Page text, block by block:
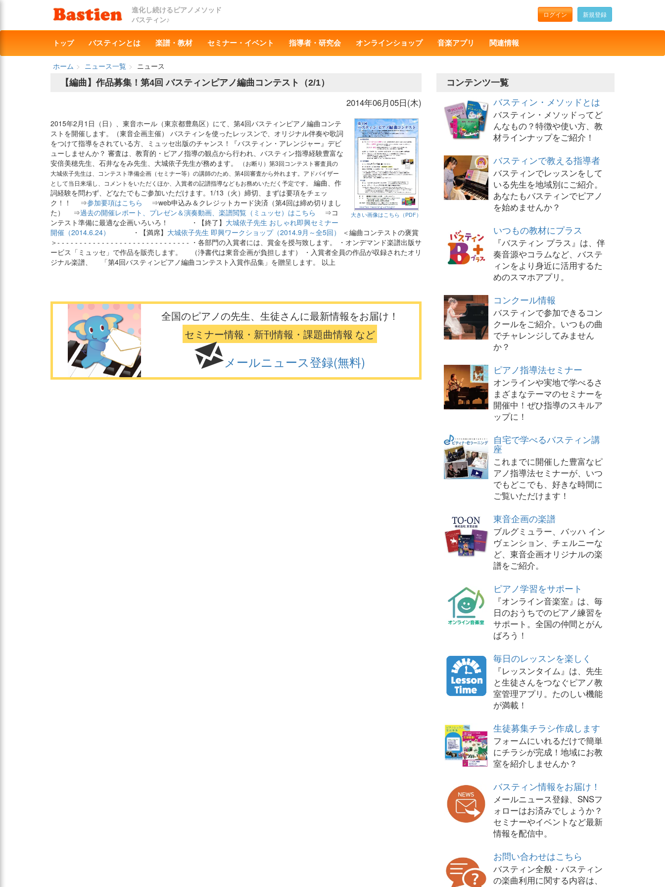
進化し続けるピアノメソッド
バスティン♪
ログイン 新規登録
トップ バスティンとは 楽譜・教材 セミナー・イベント 指導者・研究会 オンラインショップ 音楽アプリ 関連情報
ホーム ニュース一覧
ニュース
【編曲】作品募集！第4回 バスティンピアノ編曲コンテスト（2/1）
2014年06月05日(木)
大きい画像はこちら（PDF）
2015年2月1日（日）、東音ホール（東京都豊島区）にて、第4回バスティンピアノ編曲コンテ
ストを開催します。（東音企画主催） バスティンを使ったレッスンで、オリジナル伴奏や歌詞
をつけて指導をされている方、ミュッセ出版のチャンス！『バスティン・アレンジャー』デビ
ューしませんか？ 審査は、教育的・ピアノ指導の観点から行われ、バスティン指導経験豊富な
安倍美穂先生、石井なをみ先生、大城依子先生が務めます。
（お断り）第3回コンテスト審査員の
大城依子先生は、コンテスト準備企画（セミナー等）の講師のため、第4回審査から外れます。アドバイザー
として当日来場し、コメントをいただくほか、入賞者の記譜指導などもお務めいただく予定です。
編曲、作
詞経験を問わず、どなたでもご参加いただけます。1/13（火）締切、まずは要項をチェッ
ク！！ ⇒参加要項はこちら ⇒web申込み＆クレジットカード決済（第4回は締め切りまし
た） ⇒過去の開催レポート、プレゼン＆演奏動画、楽譜閲覧（ミュッセ）はこちら ⇒コ
ンテスト準備に最適な企画いろいろ！ ・【終了】 大城依子先生 おしゃれ即興セミナー
開催（2014.6.24）
・【満席】 大城依子先生 即興ワークショップ（2014.9月～全5回）
＜編曲コンテストの褒賞
＞- - - - - - - - - - - - - - - - - - - - - - - - - - - - - - ・各部門の入賞者には、賞金を授与致します。 ・オンデマンド楽譜出版サ
ービス「ミュッセ」で作品を販売します。 （浄書代は東音企画が負担します） ・入賞者全員の作品が収録されたオリ
ジナル楽譜、 「第4回バスティンピアノ編曲コンテスト入賞作品集」を贈呈します。 以上
全国のピアノの先生、生徒さんに最新情報をお届け！
セミナー情報・新刊情報・課題曲情報 など
メールニュース登録(無料)
コンテンツ一覧
バスティン・メソッドとは
バスティン・メソッドってど
んなもの？特徴や使い方、教
材ラインナップをご紹介！
バスティンで教える指導者
バスティンでレッスンをして
いる先生を地域別にご紹介。
あなたもバスティンでピアノ
を始めませんか？
いつもの教材にプラス
『バスティン プラス』は、伴
奏音源やコラムなど、バステ
ィンをより身近に活用するた
めのスマホアプリ。
コンクール情報
バスティンで参加できるコン
クールをご紹介。いつもの曲
でチャレンジしてみません
か？
ピアノ指導法セミナー
オンラインや実地で学べるさ
まざまなテーマのセミナーを
開催中！ぜひ指導のスキルア
ップに！
自宅で学べるバスティン講
座
これまでに開催した豊富なピ
アノ指導法セミナーが、いつ
でもどこでも、好きな時間に
ご覧いただけます！
東音企画の楽譜
ブルグミュラー、バッハ イン
ヴェンション、チェルニーな
ど、東音企画オリジナルの楽
譜をご紹介。
ピアノ学習をサポート
『オンライン音楽室』は、毎
日のおうちでのピアノ練習を
サポート。全国の仲間とがん
ばろう！
毎日のレッスンを楽しく
『レッスンタイム』は、先生
と生徒さんをつなぐピアノ教
室管理アプリ。たのしい機能
が満載！
生徒募集チラシ作成します
フォームにいれるだけで簡単
にチラシが完成！地域にお教
室を紹介しませんか？
バスティン情報をお届け！
メールニュース登録、SNSフ
ォローはお済みでしょうか？
セミナーやイベントなど最新
情報を配信中。
お問い合わせはこちら
バスティン全般・バスティン
の楽曲利用に関する内容は、